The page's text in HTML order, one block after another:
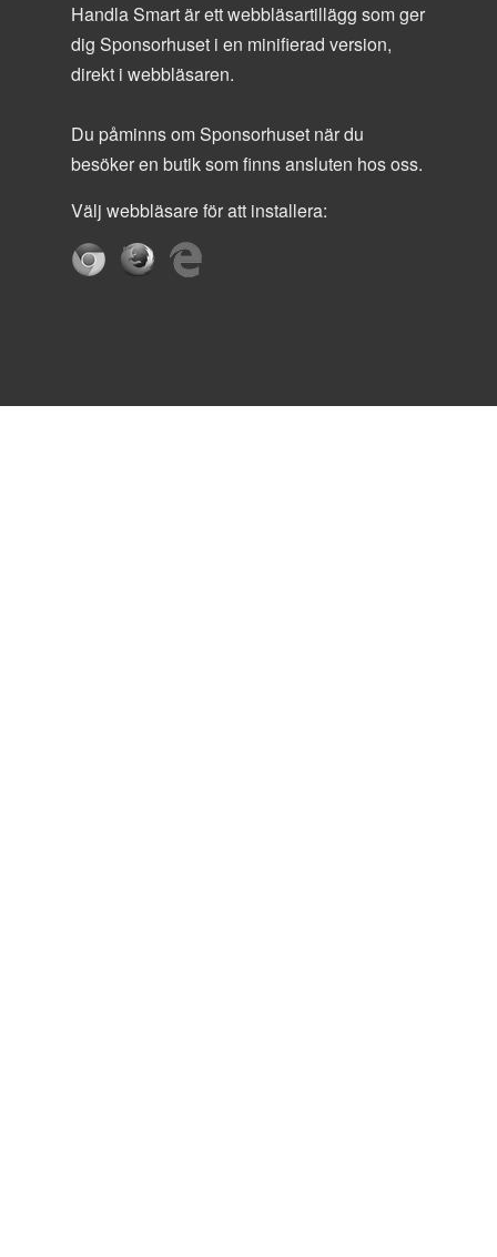
Handla Smart är ett webbläsartillägg som ger
dig Sponsorhuset i en minifierad version,
direkt i webbläsaren.
Du påminns om Sponsorhuset när du
besöker en butik som finns ansluten hos oss.
Välj webbläsare för att installera: